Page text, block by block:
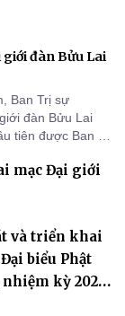
giới đàn Bửu Lai
Ban Trị sự
đàn Bửu Lai
tiên được Ban Trị
giới, đào tạo
mạc Đại giới
và triển khai
biểu Phật
kỳ 2026-